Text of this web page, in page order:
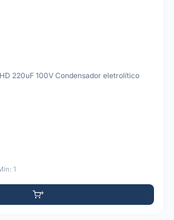
220uF 100V Condensador eletrolítico
1